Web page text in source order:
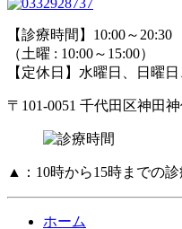
【診療時間】10:00～20:30
（土曜 : 10:00～15:00）
【定休日】水曜日、日曜日
〒101-0051 千代田区神田
▲：10時から15時までの診
ホーム